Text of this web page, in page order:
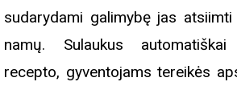
sudarydami galimybę jas
namų. Sulaukus
recepto, gyventojams tereikės